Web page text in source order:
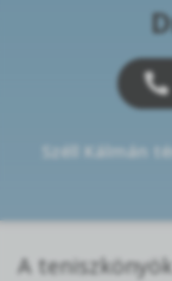
Széll Kálmán
A